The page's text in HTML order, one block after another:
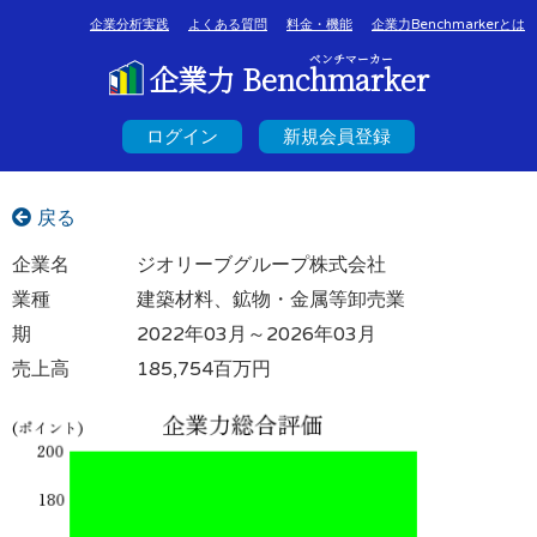
企業分析実践 よくある質問 料金・機能 企業力Benchmarkerとは
ベンチマーカー
企業力 Benchmarker
ログイン 新規会員登録
戻る
企業名
ジオリーブグループ株式会社
業種
建築材料、鉱物・金属等卸売業
期
2022年03月～2026年03月
売上高
185,754百万円